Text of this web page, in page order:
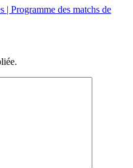
| Programme des matchs de